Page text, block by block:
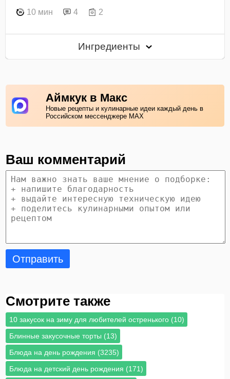
10 мин 4 2
Ингредиенты
Аймкук в Макс
Новые рецепты и кулинарные идеи каждый день в
Российском мессенджере MAX
Ваш комментарий
Отправить
Смотрите также
10 закусок на зиму для любителей остренького (10)
Блинные закусочные торты (13)
Блюда на день рождения (3235)
Блюда на детский день рождения (171)